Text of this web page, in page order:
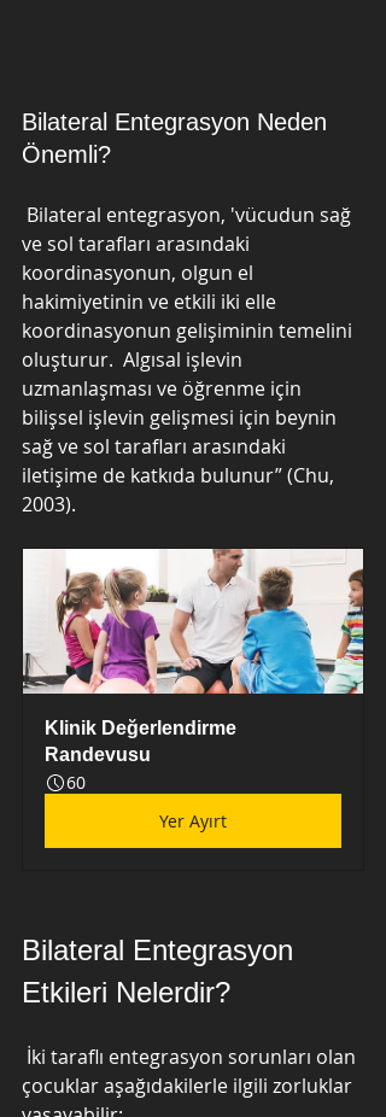
Bilateral Entegrasyon Neden
Önemli?
ve sol tarafları arasındaki
koordinasyonun, olgun el
hakimiyetinin ve etkili iki elle
koordinasyonun gelişiminin temelini
oluşturur.  Algısal işlevin
uzmanlaşması ve öğrenme için
bilişsel işlevin gelişmesi için beynin
sağ ve sol tarafları arasındaki
iletişime de katkıda bulunur” (Chu,
2003).
Klinik Değerlendirme
Randevusu
60
Yer Ayırt
Bilateral Entegrasyon
Etkileri Nelerdir?
çocuklar aşağıdakilerle ilgili zorluklar